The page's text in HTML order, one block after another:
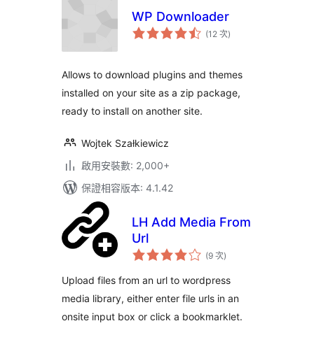
WP Downloader
(12 次評
分)
Allows to download plugins and themes
installed on your site as a zip package,
ready to install on another site.
Wojtek Szałkiewicz
啟用安裝數: 2,000+
保證相容版本: 4.1.42
LH Add Media From
Url
(9 次評
分
數
)
Upload files from an url to wordpress
media library, either enter file urls in an
onsite input box or click a bookmarklet.